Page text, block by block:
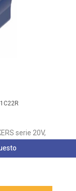
serie 20V,